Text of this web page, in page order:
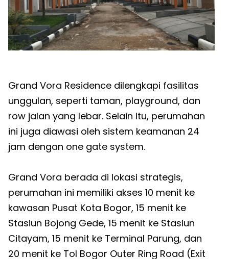
Grand Vora Residence dilengkapi fasilitas
unggulan, seperti taman, playground, dan
row jalan yang lebar. Selain itu, perumahan
ini juga diawasi oleh sistem keamanan 24
jam dengan one gate system.
Grand Vora berada di lokasi strategis,
perumahan ini memiliki akses 10 menit ke
kawasan Pusat Kota Bogor, 15 menit ke
Stasiun Bojong Gede, 15 menit ke Stasiun
Citayam, 15 menit ke Terminal Parung, dan
20 menit ke Tol Bogor Outer Ring Road (Exit